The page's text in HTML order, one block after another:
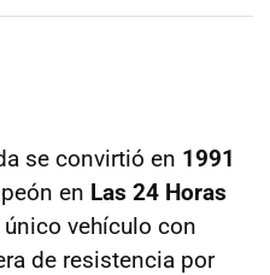
se convirtió en 1991
en Las 24 Horas
vehículo con
de resistencia por